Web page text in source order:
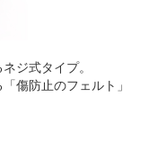
ジ式タイプ。
傷防止のフェルト」